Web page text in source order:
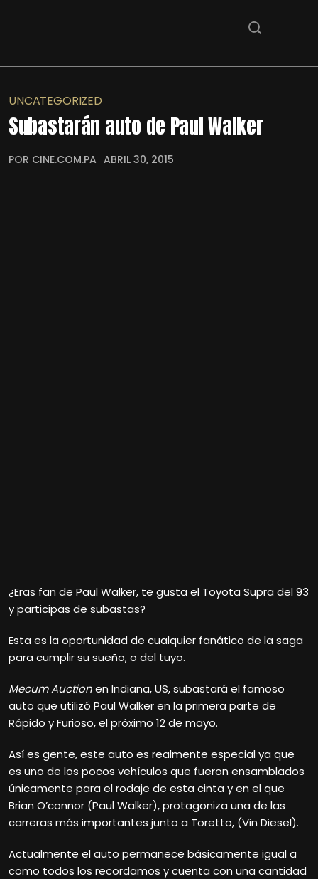
UNCATEGORIZED
Subastarán auto de Paul Walker
POR CINE.COM.PA ABRIL 30, 2015
¿Eras fan de Paul Walker, te gusta el Toyota Supra del 93
y participas de subastas?
Esta es la oportunidad de cualquier fanático de la saga
para cumplir su sueño, o del tuyo.
Mecum Auctionen Indiana, US, subastará el famoso
auto que utilizó Paul Walker en la primera parte de
Rápido y Furioso, el próximo 12 de mayo.
Así es gente, este auto es realmente especial ya que
es uno de los pocos vehículos que fueron ensamblados
únicamente para el rodaje de esta cinta y en el que
Brian O’connor (Paul Walker), protagoniza una de las
carreras más importantes junto a Toretto, (Vin Diesel).
Actualmente el auto permanece básicamente igual a
como todos los recordamos y cuenta con una cantidad